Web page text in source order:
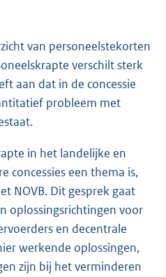
van personeelstekorten
verschilt sterk
aan dat in de concessie
probleem met
in het landelijke en
concessies een thema is,
NOVB. Dit gesprek gaat
oplossingsrichtingen voor
en decentrale
werkende oplossingen,
zijn bij het verminderen